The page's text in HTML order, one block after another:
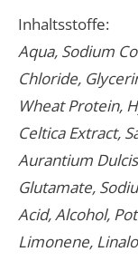
Inhaltsstoffe:
Aqua, Sodium
Chloride,
Wheat Protein,
Celtica Extract,
Aurantium
Glutamate,
Acid, Alcohol,
Limonene,